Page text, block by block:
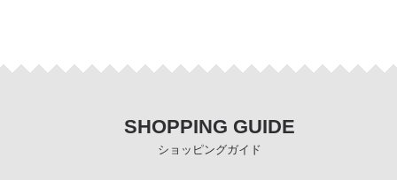
SHOPPING GUIDE
ショッピングガイド